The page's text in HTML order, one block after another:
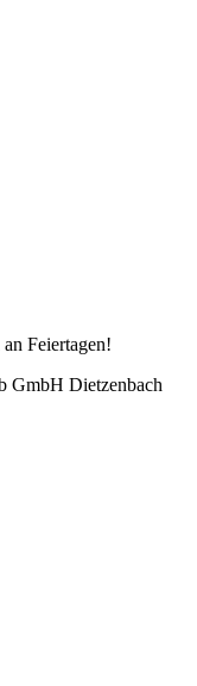
Feiertagen!
GmbH Dietzenbach